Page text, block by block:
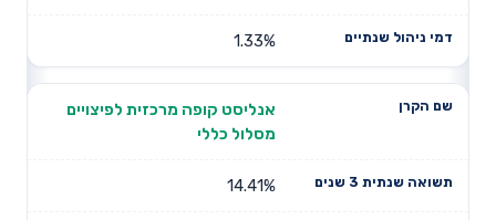
1.33%
אנליסט קופה מרכזית לפיצויים
מסלול כללי
14.41%